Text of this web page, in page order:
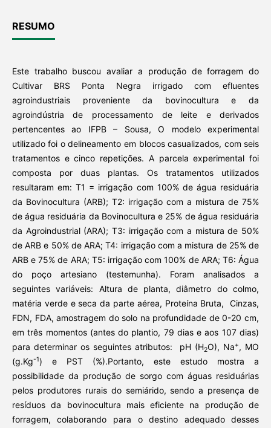
RESUMO
Este trabalho buscou avaliar a produção de forragem do
Cultivar BRS Ponta Negra irrigado com efluentes
agroindustriais proveniente da bovinocultura e da
agroindústria de processamento de leite e derivados
pertencentes ao IFPB – Sousa, O modelo experimental
utilizado foi o delineamento em blocos casualizados, com seis
tratamentos e cinco repetições. A parcela experimental foi
composta por duas plantas. Os tratamentos utilizados
resultaram em: T1 = irrigação com 100% de água residuária
da Bovinocultura (ARB); T2: irrigação com a mistura de 75%
de água residuária da Bovinocultura e 25% de água residuária
da Agroindustrial (ARA); T3: irrigação com a mistura de 50%
de ARB e 50% de ARA; T4: irrigação com a mistura de 25% de
ARB e 75% de ARA; T5: irrigação com 100% de ARA; T6: Água
do poço artesiano (testemunha). Foram analisados a
seguintes variáveis: Altura de planta, diâmetro do colmo,
matéria verde e seca da parte aérea, Proteína Bruta, Cinzas,
FDN, FDA, amostragem do solo na profundidade de 0-20 cm,
em três momentos (antes do plantio, 79 dias e aos 107 dias)
para determinar os seguintes atributos: pH (H2O), Na+, MO
(g.Kg-1) e PST (%).Portanto, este estudo mostra a
possibilidade da produção de sorgo com águas residuárias
pelos produtores rurais do semiárido, sendo a presença de
resíduos da bovinocultura mais eficiente na produção de
forragem, colaborando para o destino adequado desses